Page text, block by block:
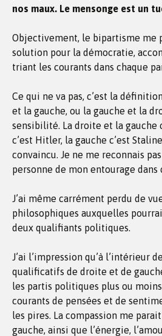
nos maux. Le mensonge est un
Objectivement, le bipartisme me
solution pour la démocratie,
triant les courants dans chaque
Ce qui ne va pas, c’est la
et la gauche, ou la gauche et la
sensibilité. La droite et la gauche
c’est Hitler, la gauche c’est
convaincu. Je ne me reconnais
personne de mon entourage dans
J’ai même carrément perdu de
philosophiques auxquelles
deux qualifiants politiques.
J’ai l’impression qu’à l’intérieur
qualificatifs de droite et de
les partis politiques plus ou
courants de pensées et de
les pires. La compassion me
gauche, ainsi que l’énergie,